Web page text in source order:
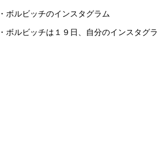
ボルビッチのインスタグラム
ボルビッチは１９日、自分のインスタグ